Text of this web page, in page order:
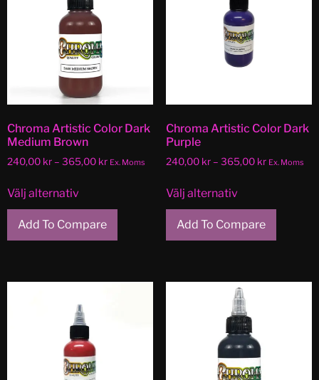
Chroma Artistic Color Dark
Medium Brown
240,00 kr– 365,00 kr Ex. Moms
Välj alternativ
Add To Compare
Chroma Artistic Color Dark
Purple
240,00 kr – 365,00 kr Ex. Moms
Välj alternativ
Add To Compare